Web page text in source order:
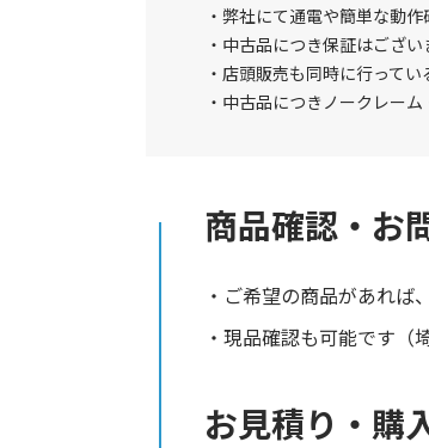
弊社にて通電や簡単な動作
中古品につき保証はござい
店頭販売も同時に行ってい
中古品につきノークレー
商品確認・お
ご希望の商品があれば
現品確認も可能です（
お見積り・購